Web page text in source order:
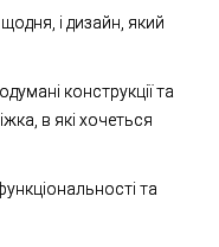
і дизайн, який
конструкції та
в які хочеться
та